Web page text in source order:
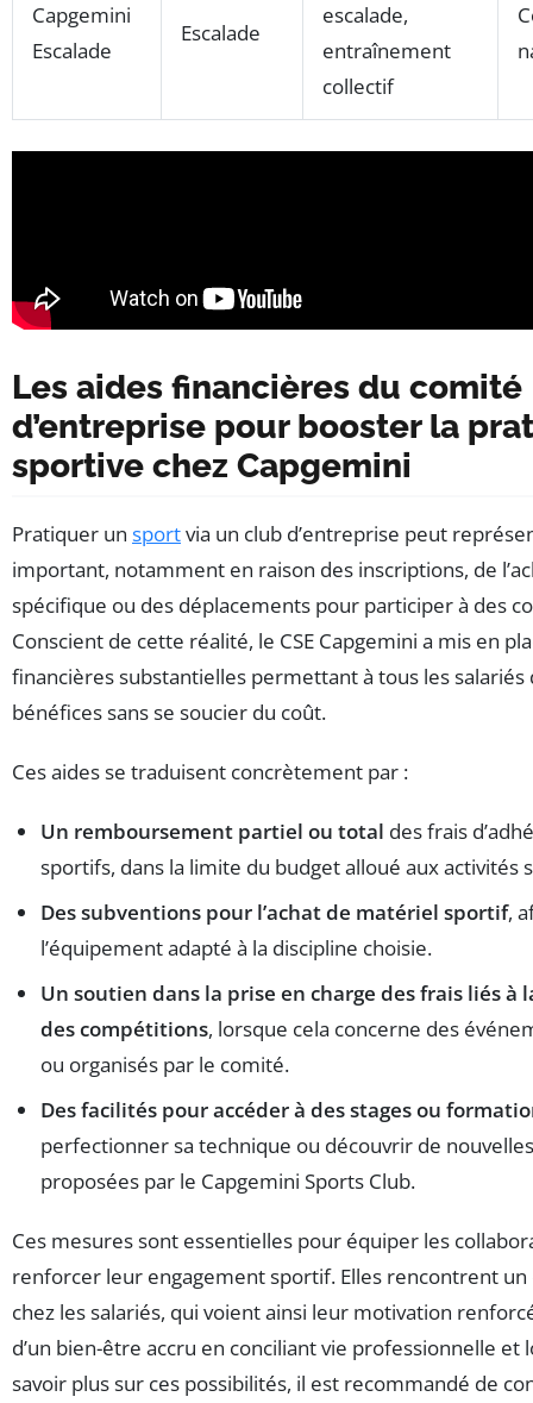
Capgemini
Escalade
Escalade
escalade,
entraînement
collectif
Les aides financières du comité
d’entreprise pour booster la
sportive chez Capgemini
Pratiquer un sportvia un club d’entreprise peut
important, notamment en raison des inscriptions, de
spécifique ou des déplacements pour participer à des
Conscient de cette réalité, le CSE Capgemini a mis en
financières substantielles permettant à tous les
bénéfices sans se soucier du coût.
Ces aides se traduisent concrètement par :
Un remboursement partiel ou total des frais
sportifs, dans la limite du budget alloué aux activités
Des subventions pour l’achat de matériel sportif,
l’équipement adapté à la discipline choisie.
Un soutien dans la prise en charge des frais liés à
des compétitions, lorsque cela concerne des
ou organisés par le comité.
Des facilités pour accéder à des stages ou
perfectionner sa technique ou découvrir de
proposées par le Capgemini Sports Club.
Ces mesures sont essentielles pour équiper les
renforcer leur engagement sportif. Elles rencontrent
chez les salariés, qui voient ainsi leur motivation
d’un bien-être accru en conciliant vie professionnelle et
savoir plus sur ces possibilités, il est recommandé de